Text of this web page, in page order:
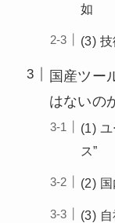
如
(3)
国産ツー
はないの
(1)
ス”
(2)
(3)